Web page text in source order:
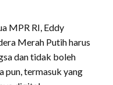
MPR RI, Eddy
Merah Putih harus
dan tidak boleh
pun, termasuk yang